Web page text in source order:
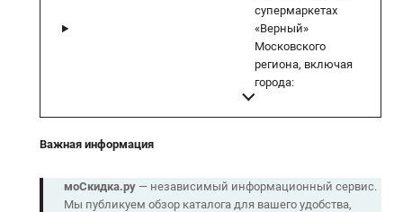
супермаркетах
«Верный»
Московского
региона, включая
города:
Важная информация
моСкидка.ру— независимый информационный сервис.
Мы публикуем обзор каталога для вашего удобства,